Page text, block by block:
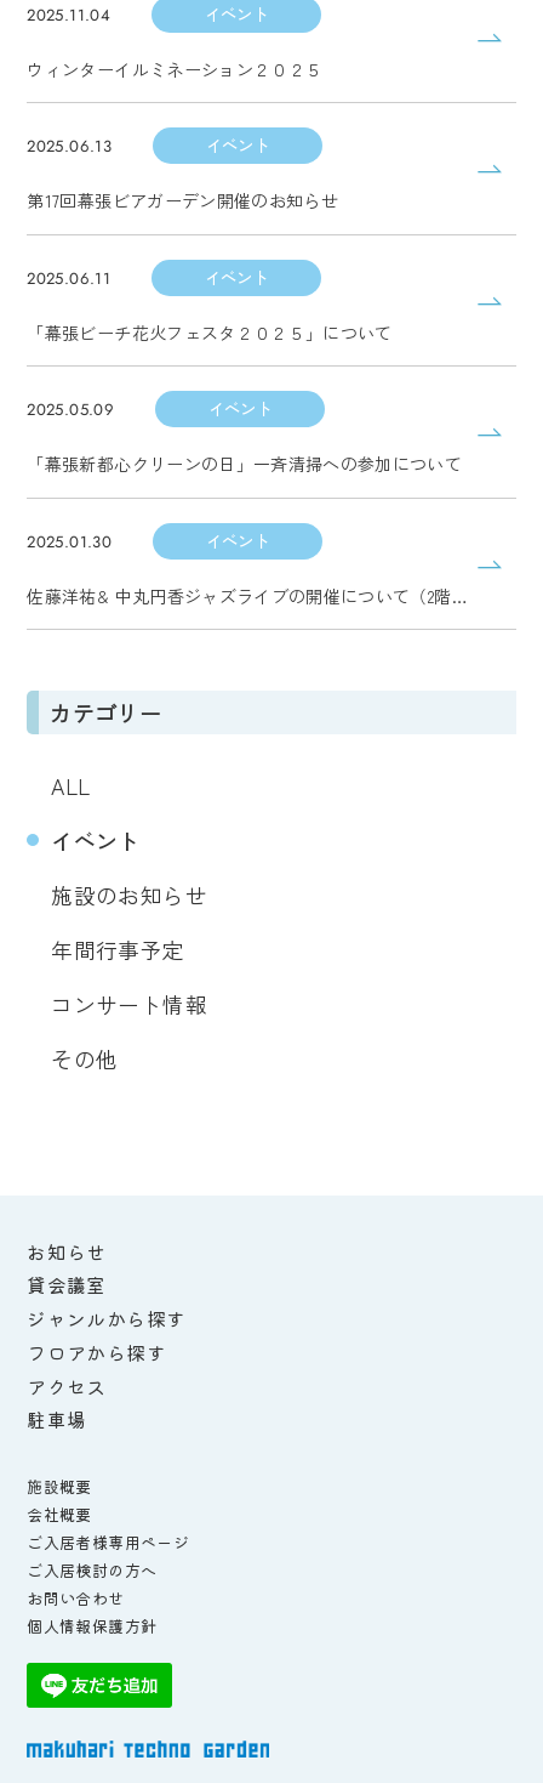
2025.11.04 イベント
ウィンターイルミネーション２０２５
2025.06.13 イベント
第17回幕張ビアガーデン開催のお知らせ
2025.06.11 イベント
「幕張ビーチ花火フェスタ２０２５」について
2025.05.09 イベント
「幕張新都心クリーンの日」一斉清掃への参加について
2025.01.30 イベント
佐藤洋祐& 中丸円香ジャズライブの開催について（2階アトリウム）
カテゴリー
ALL
イベント
施設のお知らせ
年間行事予定
コンサート情報
その他
お知らせ
貸会議室
ジャンルから探す
フロアから探す
アクセス
駐車場
施設概要
会社概要
ご入居者様専用ページ
ご入居検討の方へ
お問い合わせ
個人情報保護方針